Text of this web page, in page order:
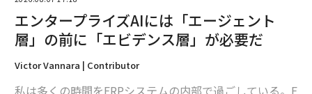
エンタープライズAIには「エージェント
層」の前に「エビデンス層」が必要だ
Victor Vannara | Contributor
私は多くの時間をERPシステムの内部で過ごしている。E